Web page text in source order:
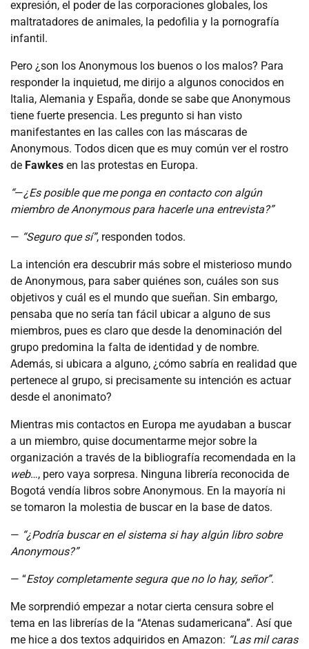
expresión, el poder de las corporaciones globales, los
maltratadores de animales, la pedofilia y la pornografía
infantil.
Pero ¿son los Anonymous los buenos o los malos? Para
responder la inquietud, me dirijo a algunos conocidos en
Italia, Alemania y España, donde se sabe que Anonymous
tiene fuerte presencia. Les pregunto si han visto
manifestantes en las calles con las máscaras de
Anonymous. Todos dicen que es muy común ver el rostro
de Fawkes en las protestas en Europa.
“—¿Es posible que me ponga en contacto con algún
miembro de Anonymous para hacerle una entrevista?”
— “Seguro que sí”, responden todos.
La intención era descubrir más sobre el misterioso mundo
de Anonymous, para saber quiénes son, cuáles son sus
objetivos y cuál es el mundo que sueñan. Sin embargo,
pensaba que no sería tan fácil ubicar a alguno de sus
miembros, pues es claro que desde la denominación del
grupo predomina la falta de identidad y de nombre.
Además, si ubicara a alguno, ¿cómo sabría en realidad que
pertenece al grupo, si precisamente su intención es actuar
desde el anonimato?
Mientras mis contactos en Europa me ayudaban a buscar
a un miembro, quise documentarme mejor sobre la
organización a través de la bibliografía recomendada en la
web…, pero vaya sorpresa. Ninguna librería reconocida de
Bogotá vendía libros sobre Anonymous. En la mayoría ni
se tomaron la molestia de buscar en la base de datos.
— “¿Podría buscar en el sistema si hay algún libro sobre
Anonymous?”
— “Estoy completamente segura que no lo hay, señor”.
Me sorprendió empezar a notar cierta censura sobre el
tema en las librerías de la “Atenas sudamericana”. Así que
me hice a dos textos adquiridos en Amazon: “Las mil caras